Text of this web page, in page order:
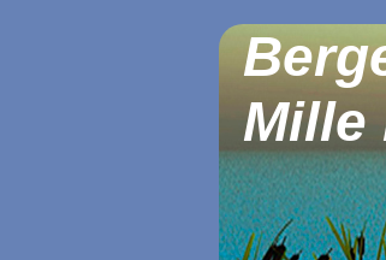
Mille